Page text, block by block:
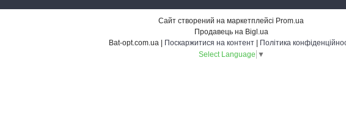
Сайт створений на маркетплейсі Prom.ua
Продавець на Bigl.ua
Поскаржитися на контент
Політика
Select Language ▼